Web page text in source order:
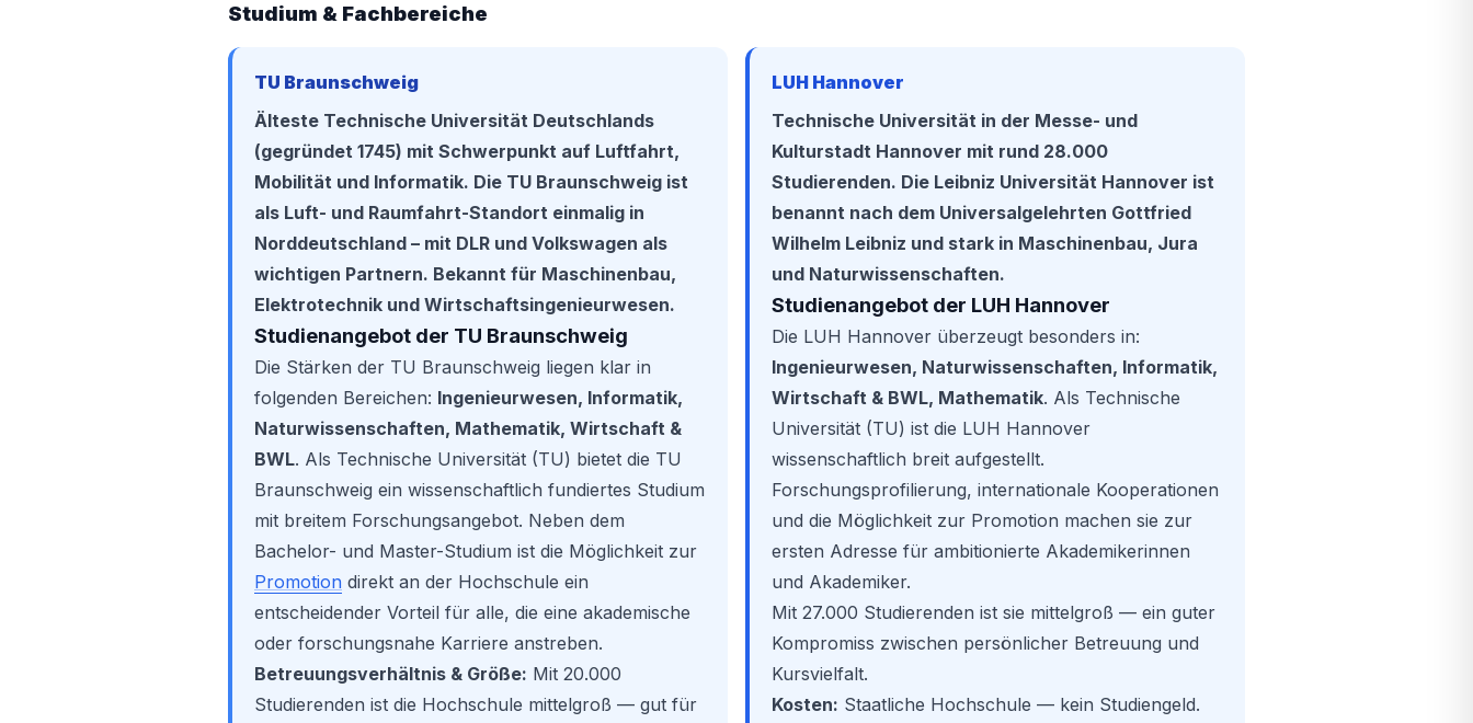
Studium & Fachbereiche
TU Braunschweig
Älteste Technische Universität Deutschlands
(gegründet 1745) mit Schwerpunkt auf Luftfahrt,
Mobilität und Informatik. Die TU Braunschweig ist
als Luft- und Raumfahrt-Standort einmalig in
Norddeutschland – mit DLR und Volkswagen als
wichtigen Partnern. Bekannt für Maschinenbau,
Elektrotechnik und Wirtschaftsingenieurwesen.
Studienangebot der TU Braunschweig
Die Stärken der TU Braunschweig liegen klar in
folgenden Bereichen: Ingenieurwesen, Informatik,
Naturwissenschaften, Mathematik, Wirtschaft &
BWL. Als Technische Universität (TU) bietet die TU
Braunschweig ein wissenschaftlich fundiertes Studium
mit breitem Forschungsangebot. Neben dem
Bachelor- und Master-Studium ist die Möglichkeit zur
Promotion direkt an der Hochschule ein
entscheidender Vorteil für alle, die eine akademische
oder forschungsnahe Karriere anstreben.
Betreuungsverhältnis & Größe: Mit 20.000
Studierenden ist die Hochschule mittelgroß — gut für
LUH Hannover
Technische Universität in der Messe- und
Kulturstadt Hannover mit rund 28.000
Studierenden. Die Leibniz Universität Hannover ist
benannt nach dem Universalgelehrten Gottfried
Wilhelm Leibniz und stark in Maschinenbau, Jura
und Naturwissenschaften.
Studienangebot der LUH Hannover
Die LUH Hannover überzeugt besonders in:
Ingenieurwesen, Naturwissenschaften, Informatik,
Wirtschaft & BWL, Mathematik. Als Technische
Universität (TU) ist die LUH Hannover
wissenschaftlich breit aufgestellt.
Forschungsprofilierung, internationale Kooperationen
und die Möglichkeit zur Promotion machen sie zur
ersten Adresse für ambitionierte Akademikerinnen
und Akademiker.
Mit 27.000 Studierenden ist sie mittelgroß — ein guter
Kompromiss zwischen persönlicher Betreuung und
Kursvielfalt.
Kosten: Staatliche Hochschule — kein Studiengeld.